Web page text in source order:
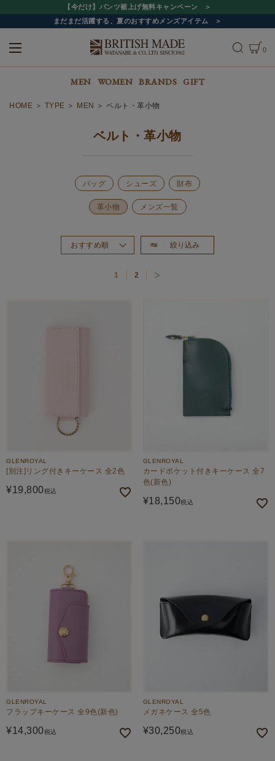
【今だけ】パンツ裾上げ無料キャンペーン
まだまだ活躍する、夏のおすすめメンズアイテム
0
MEN WOMEN BRANDS GIFT
HOME TYPE MEN ベルト・革小物
ベルト・革小物
バッグ シューズ 財布
革小物 メンズ一覧
絞り込み
おすすめ順
価格が高い順1 2
GLENROYAL
[別注]リング付きキーケース 全2色
¥19,800税込
GLENROYAL
カードポケット付きキーケース 全7
色(新色)
¥18,150税込
GLENROYAL
フラップキーケース 全9色(新色)
¥14,300税込
GLENROYAL
メガネケース 全5色
¥30,250税込